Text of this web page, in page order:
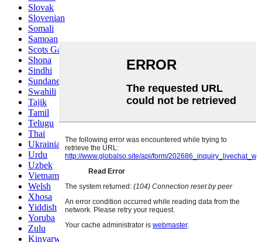
Slovak
Slovenian
Somali
Samoan
Scots Gaelic
Shona
Sindhi
Sundanese
Swahili
Tajik
Tamil
Telugu
Thai
Ukrainian
Urdu
Uzbek
Vietnamese
Welsh
Xhosa
Yiddish
Yoruba
Zulu
Kinyarwanda